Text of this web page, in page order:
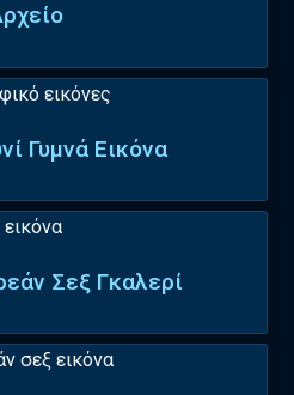
Γυμνά Εικόνα
Σεξ Γκαλερί